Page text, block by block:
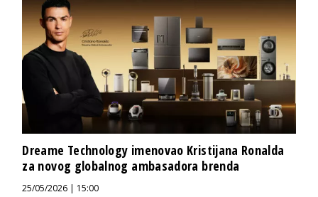
Dreame Technology imenovao Kristijana Ronalda
za novog globalnog ambasadora brenda
25/05/2026 | 15:00